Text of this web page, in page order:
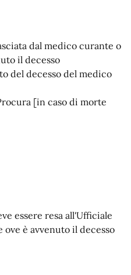
dal medico curante o
il decesso
del decesso del medico
[in caso di morte
essere resa all'Ufficiale
è avvenuto il decesso